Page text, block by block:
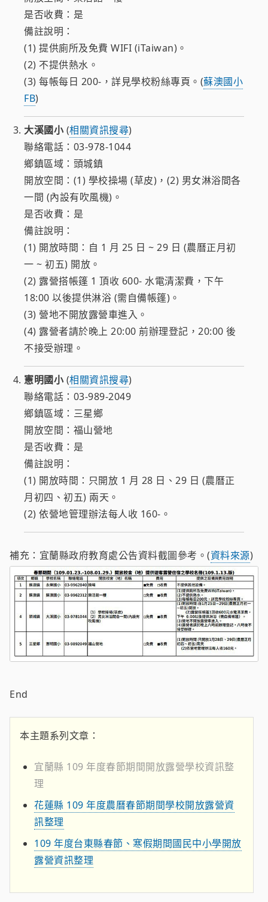
是否收費：是
備註說明：
(1) 提供廁所及免費 WIFI (iTaiwan)。
(2) 不提供熱水。
(3) 每帳每日 200-，詳見學校粉絲專頁。(蘇澳國小
FB)
大溪國小(相關資訊搜尋)
聯絡電話：03-978-1044
鄉鎮區域：頭城鎮
開放空間：(1) 學校操場 (草皮)，(2) 男女淋浴間各
一間 (內設有吹風機)。
是否收費：是
備註說明：
(1) 開放時間：自 1 月 25 日 ~ 29 日 (農曆正月初
一 ~ 初五) 開放。
(2) 露營搭帳篷 1 頂收 600- 水電清潔費，下午
18:00 以後提供淋浴 (需自備帳篷)。
(3) 營地不開放露營車進入。
(4) 露營者請於晚上 20:00 前辦理登記，20:00 後
不接受辦理。
憲明國小(相關資訊搜尋)
聯絡電話：03-989-2049
鄉鎮區域：三星鄉
開放空間：福山營地
是否收費：是
備註說明：
(1) 開放時間：只開放 1 月 28 日、29 日 (農曆正
月初四、初五) 兩天。
(2) 依營地管理辦法每人收 160-。
補充：宜蘭縣政府教育處公告資料截圖參考。(資料來源)
End
本主題系列文章：
宜蘭縣 109 年度春節期間開放露營學校資訊整
理
花蓮縣 109 年度農曆春節期間學校開放露營資
訊整理
109 年度台東縣春節、寒假期間國民中小學開放
露營資訊整理